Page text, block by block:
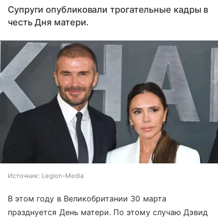
Супруги опубликовали трогательные кадры в
честь Дня матери.
Источник: Legion-Media
В этом году в Великобритании 30 марта
празднуется День матери. По этому случаю Дэвид